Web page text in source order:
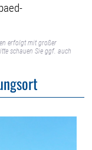
erfolgt mit großer
schauen Sie ggf. auch